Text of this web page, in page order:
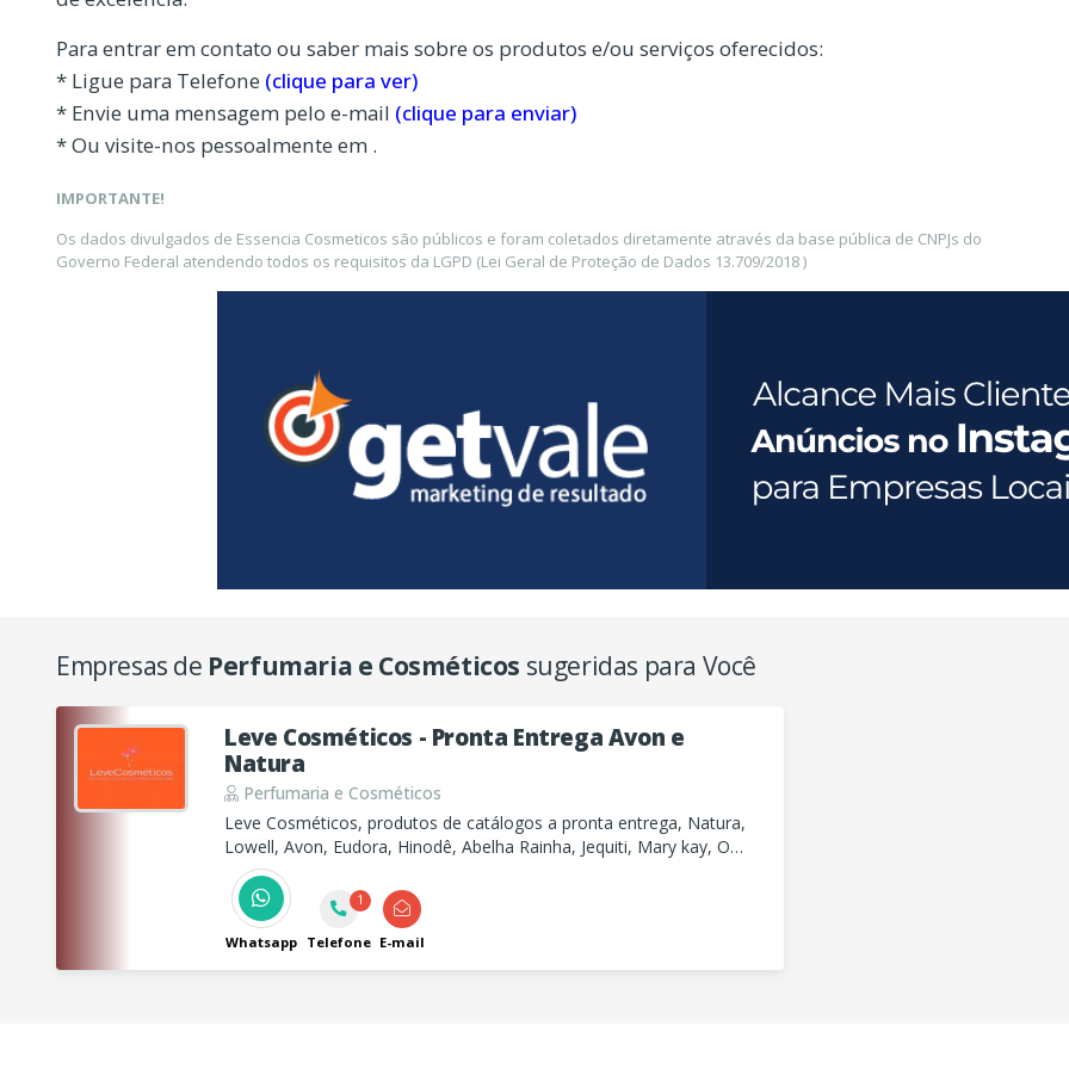
Para entrar em contato ou saber mais sobre os produtos e/ou serviços oferecidos:
* Ligue para Telefone (clique para ver)
* Envie uma mensagem pelo e-mail (clique para enviar)
* Ou visite-nos pessoalmente em .
IMPORTANTE!
Os dados divulgados de Essencia Cosmeticos são públicos e foram coletados diretamente através da base pública de CNPJs do
Governo Federal atendendo todos os requisitos da LGPD (Lei Geral de Proteção de Dados 13.709/2018 )
Empresas de Perfumaria e Cosméticos sugeridas para Você
Leve Cosméticos - Pronta Entrega Avon e
Natura
Perfumaria e Cosméticos
Leve Cosméticos, produtos de catálogos a pronta entrega, Natura,
Lowell, Avon, Eudora, Hinodê, Abelha Rainha, Jequiti, Mary kay, O
Boticário, Oui, Mawal e muito mais.
Whatsapp
1
Telefone E-mail